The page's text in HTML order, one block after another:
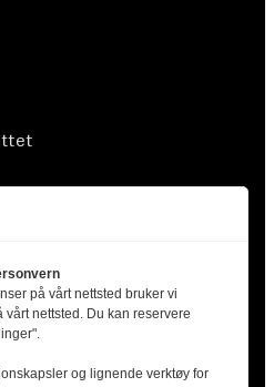
på vårt nettsted bruker vi
nettsted. Du kan reservere
og lignende verktøy for